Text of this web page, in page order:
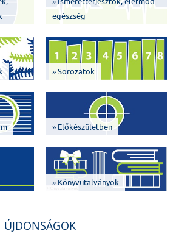
egészség
» Sorozatok
» Előkészületben
» Könyvutalványok
ÚJDONSÁGOK